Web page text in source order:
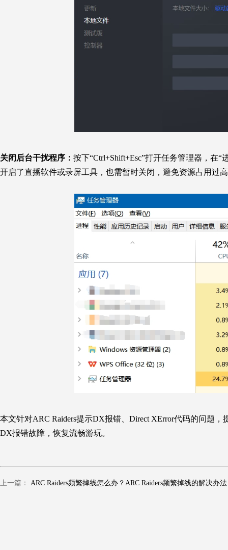
关闭后台干扰程序： 按下“Ctrl+Shift+Esc”打开任务管理器，在
开启了直播软件或录屏工具，也需暂时关闭，避免资源占用过
本文针对ARC Raiders提示DX报错、 Direct XError代码的问题，
DX报错故障，恢复流畅游玩。
上一篇： ARC Raiders频繁掉线怎么办？ARC Raiders频繁掉线的解决办法